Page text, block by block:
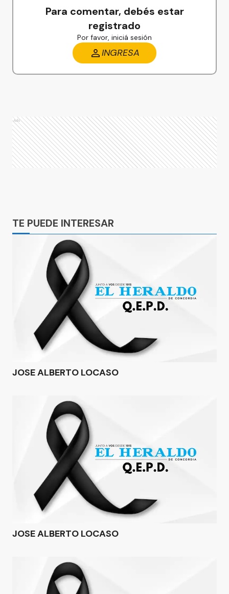
Para comentar, debés estar
registrado
Por favor, iniciá sesión
INGRESA
Ads
TE PUEDE INTERESAR
JOSE ALBERTO LOCASO
JOSE ALBERTO LOCASO